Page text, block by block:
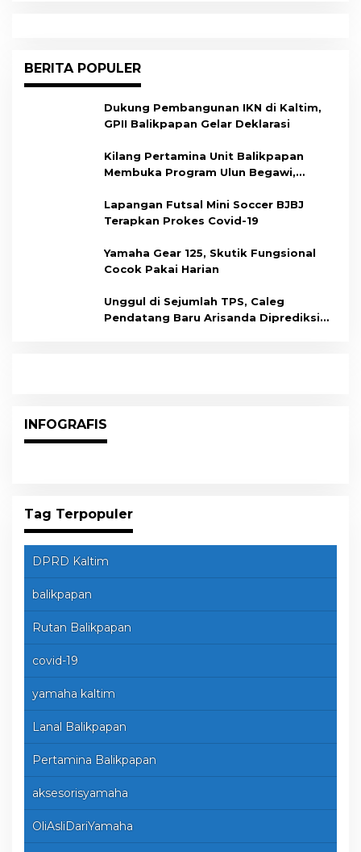
BERITA POPULER
Dukung Pembangunan IKN di Kaltim,
GPII Balikpapan Gelar Deklarasi
Kilang Pertamina Unit Balikpapan
Membuka Program Ulun Begawi,
Lapangan Futsal Mini Soccer BJBJ
Terapkan Prokes Covid-19
Yamaha Gear 125, Skutik Fungsional
Cocok Pakai Harian
Unggul di Sejumlah TPS, Caleg
Pendatang Baru Arisanda Diprediksi
INFOGRAFIS
Tag Terpopuler
DPRD Kaltim
balikpapan
Rutan Balikpapan
covid-19
yamaha kaltim
Lanal Balikpapan
Pertamina Balikpapan
aksesorisyamaha
OliAsliDariYamaha